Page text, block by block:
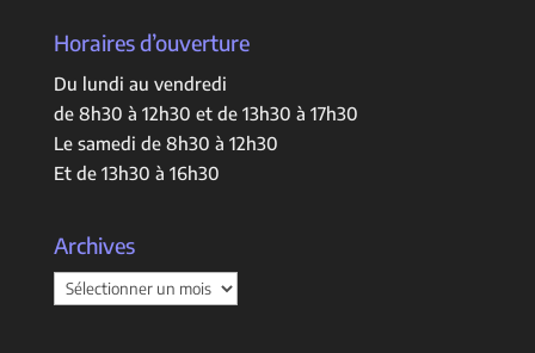
Horaires d’ouverture
Du lundi au vendredi
de 8h30 à 12h30 et de 13h30 à 17h30
Le samedi de 8h30 à 12h30
Et de 13h30 à 16h30
Archives
Archives